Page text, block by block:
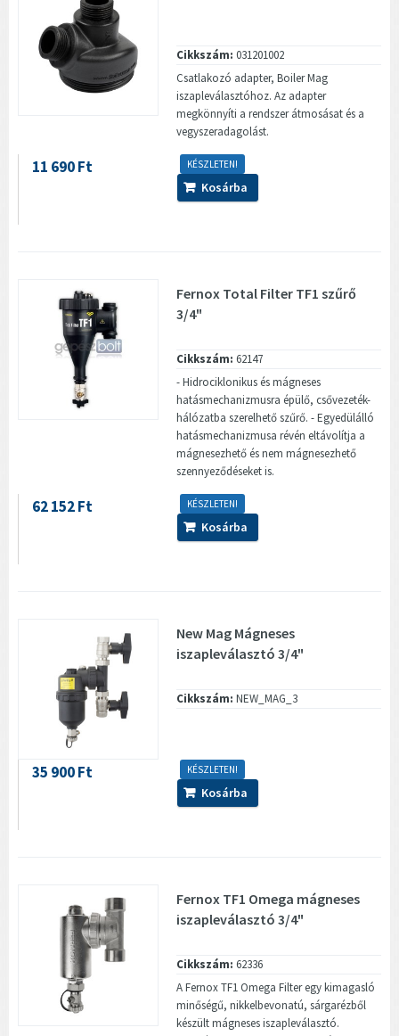
Cikkszám: 031201002
Csatlakozó adapter, Boiler Mag
iszapleválasztóhoz. Az adapter
megkönnyíti a rendszer átmosásat és a
vegyszeradagolást.
KÉSZLETEN!
11 690 Ft
Kosárba
Fernox Total Filter TF1 szűrő
3/4"
Cikkszám: 62147
- Hidrociklonikus és mágneses
hatásmechanizmusra épülő, csővezeték-
hálózatba szerelhető szűrő. - Egyedülálló
hatásmechanizmusa révén eltávolítja a
mágnesezhető és nem mágnesezhető
szennyeződéseket is.
KÉSZLETEN!
62 152 Ft
Kosárba
New Mag Mágneses
iszapleválasztó 3/4"
Cikkszám: NEW_MAG_3
KÉSZLETEN!
35 900 Ft
Kosárba
Fernox TF1 Omega mágneses
iszapleválasztó 3/4"
Cikkszám: 62336
A Fernox TF1 Omega Filter egy kimagasló
minőségű, nikkelbevonatú, sárgarézből
készült mágneses iszapleválasztó.